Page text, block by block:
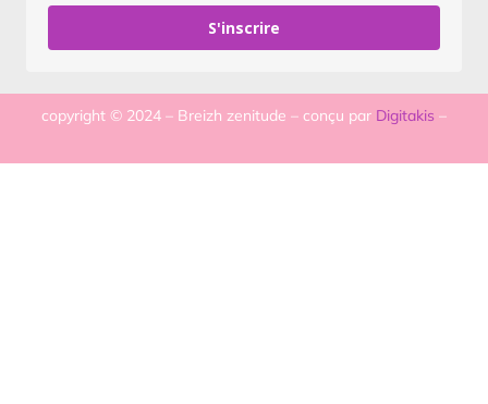
S'inscrire
copyright © 2024 – Breizh zenitude – conçu par Digitakis –